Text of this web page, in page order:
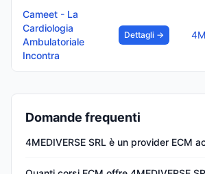
Cameet - La
Cardiologia
Ambulatoriale
Incontra
Dettagli →
Domande frequenti
4MEDIVERSE SRL è un provider ECM